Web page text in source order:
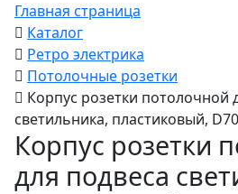
Главная страница
Каталог
Ретро электрика
Потолочные розетки
Корпус розетки потолочной
светильника, пластиковый,
Корпус розетки
для подвеса